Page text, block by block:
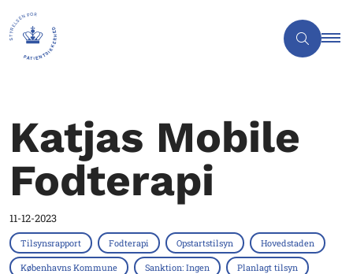
Katjas Mobile
Fodterapi
11-12-2023
Tilsynsrapport Fodterapi Opstartstilsyn Hovedstaden
Københavns Kommune Sanktion: Ingen Planlagt tilsyn